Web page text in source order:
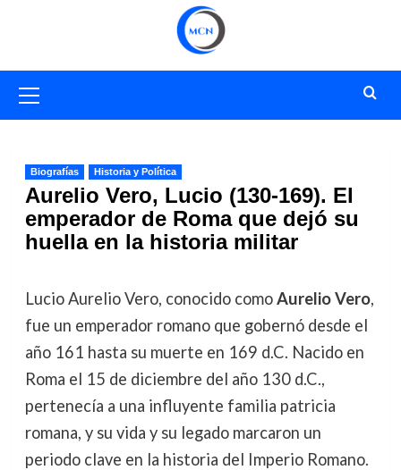
primario
Biografías Historia y Política
Aurelio Vero, Lucio (130-169). El
emperador de Roma que dejó su
huella en la historia militar
Lucio Aurelio Vero, conocido comoAurelio Vero,
fue un emperador romano que gobernó desde el
año 161 hasta su muerte en 169 d.C. Nacido en
Roma el 15 de diciembre del año 130 d.C.,
pertenecía a una influyente familia patricia
romana, y su vida y su legado marcaron un
periodo clave en la historia del Imperio Romano.